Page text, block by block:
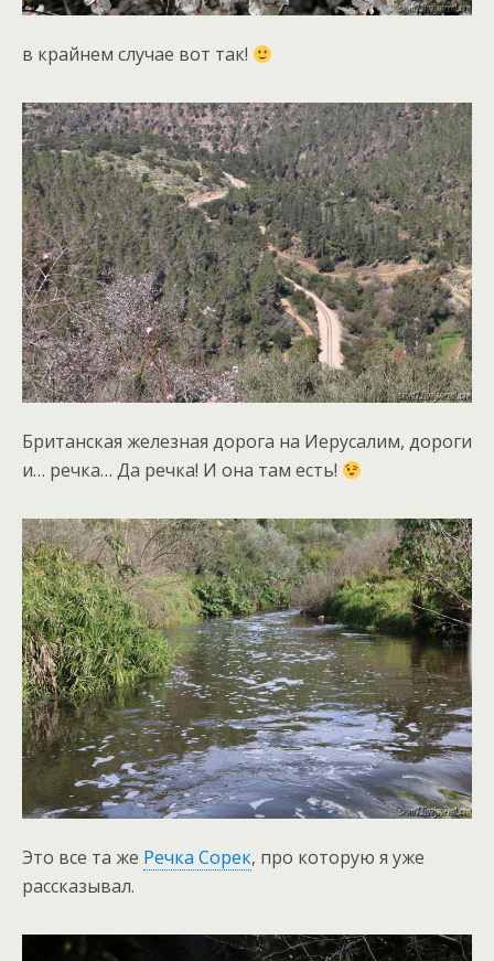
в крайнем случае вот так!
Британская железная дорога на Иерусалим, дороги
и… речка… Да речка! И она там есть!
Это все та же Речка Сорек, про которую я уже
рассказывал.